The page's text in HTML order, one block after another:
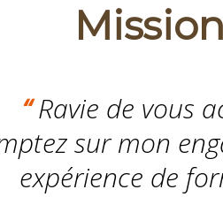
“Ravie de vous
sur mon
expérience de